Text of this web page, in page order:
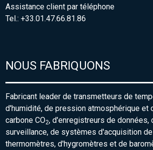
Assistance client par téléphone
Tel.: +33.01.47.66.81.86
NOUS FABRIQUONS
Fabricant leader de transmetteurs de
d'humidité, de pression atmosphérique et
carbone CO2, d'enregistreurs de
surveillance, de systèmes d'acquisition
thermomètres, d'hygromètres et de